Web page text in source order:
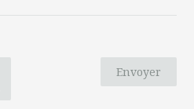
Envoyer